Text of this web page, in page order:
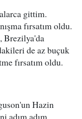
gittim.
fırsatım oldu.
Brezilya'da
de az buçuk
fırsatım oldu.
Hazin
adım adım